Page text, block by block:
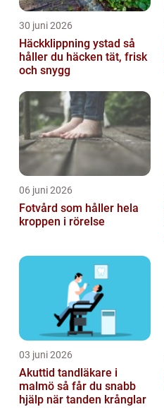
30 juni 2026
Häckklippning ystad så
håller du häcken tät, frisk
och snygg
06 juni 2026
Fotvård som håller hela
kroppen i rörelse
03 juni 2026
Akuttid tandläkare i
malmö så får du snabb
hjälp när tanden krånglar